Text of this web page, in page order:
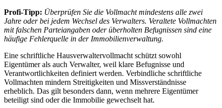
Profi-Tipp: Überprüfen Sie die Vollmacht mindestens alle zwei
Jahre oder bei jedem Wechsel des Verwalters. Veraltete Vollmachten
mit falschen Parteiangaben oder überholten Befugnissen sind eine
häufige Fehlerquelle in der Immobilienverwaltung.
Eine schriftliche Hausverwaltervollmacht schützt sowohl
Eigentümer als auch Verwalter, weil klare Befugnisse und
Verantwortlichkeiten definiert werden. Verbindliche schriftliche
Vollmachten mindern Streitigkeiten und Missverständnisse
erheblich. Das gilt besonders dann, wenn mehrere Eigentümer
beteiligt sind oder die Immobilie gewechselt hat.